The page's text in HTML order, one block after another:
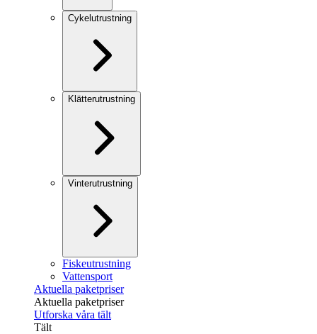
Cykelutrustning
Klätterutrustning
Vinterutrustning
Fiskeutrustning
Vattensport
Aktuella paketpriser
Aktuella paketpriser
Utforska våra tält
Tält